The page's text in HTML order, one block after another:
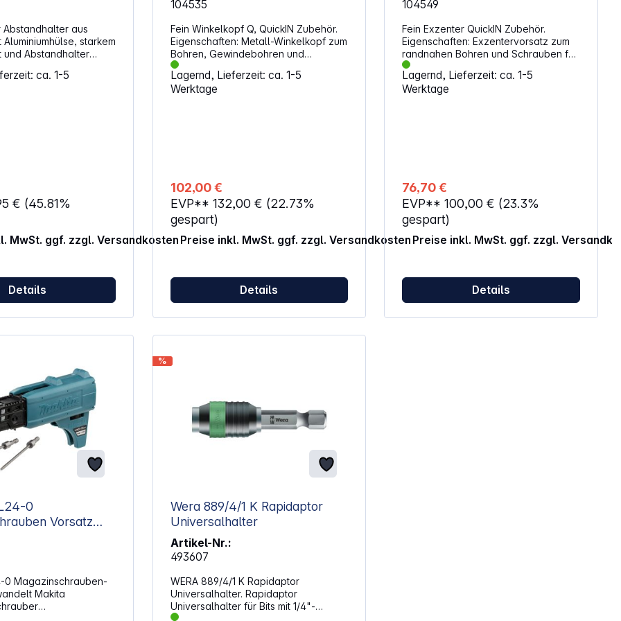
aus
und Abstandhalter
Aufnahme von Bits
stufenlos
ca. 1-5
€ (45.81%
MwSt. ggf. zzgl. Versandkosten
Details
104535
Fein Winkelkopf Q, QuickIN Zubehör.
Eigenschaften: Metall-Winkelkopf zum
Bohren, Gewindebohren und
Schrauben in beengten
Platzverhältnissen Am Winkelkopf
können alle FEIN QuickIN-Zubehöre
Lagernd, Lieferzeit: ca. 1-5
Werktage
102,00 €
EVP** 132,00 € (22.73%
gespart)
Preise inkl. MwSt. ggf. zzgl. Versandkosten
Details
104549
Fein Exzenter QuickIN Zubehör.
Eigenschaften: Exzentervorsatz zum
randnahen Bohren und Schrauben für
optimale Arbeitsergebnisse Die FEIN
QuickIN Schnittstelle bietet 12 sichere
Positionen Kompatibel mit allen FEIN
Lagernd, Lieferzeit: ca. 1-5
Werktage
76,70 €
EVP**100,00 € (23.3%
gespart)
Preise inkl. MwSt. ggf. zzgl.
Details
0
Vorsatz
0 Magazinschrauben-
Makita
%
Wera 889/4/1 K Rapidaptor
Universalhalter
Artikel-Nr.:
493607
WERA 889/4/1 K Rapidaptor
Universalhalter. Rapidaptor
Universalhalter für Bits mit 1/4"-